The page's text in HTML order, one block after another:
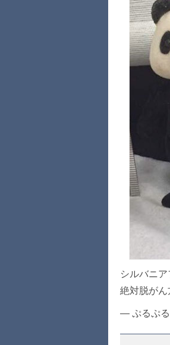
シルバニ
絶対脱がん
— ぷるぷ